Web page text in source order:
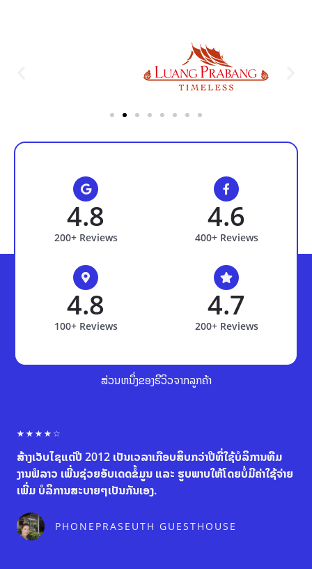
4.8
200+ Reviews
4.6
400+ Reviews
4.8
100+ Reviews
4.7
200+ Reviews
ສ່ວນຫນຶ່ງຂອງຣີວິວຈາກລູກຄ້າ
☆ ☆ ☆ ☆ ☆
t
e
4
u
ສ້າງເວັບໄຊແຕ່ປີ 2012 ເປັນເວລາເກືອບສິບກວ່າປີທີ່ໃຊ້ບໍລິການທີມ
ງານຟໍລາວ ເພີ່ນຊ່ວຍອັບເດດຂໍ້ມູນ ແລະ ຮູບພາບໃຫ້ໂດຍບໍ່ມີຄ່າໃຊ້ຈ່າຍ
ເພີ່ມ ບໍລິການສະບາຍໆເປັນກັນເອງ.
PHONEPRASEUTH GUESTHOUSE